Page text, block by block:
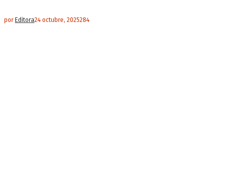
por Editora24 octubre, 2025284